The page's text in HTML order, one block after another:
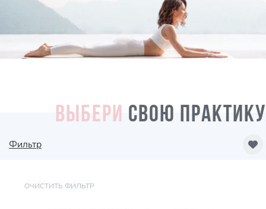
ВЫБЕРИ СВОЮ ПРАКТИКУ
Фильтр
ОЧИСТИТЬ ФИЛЬТР